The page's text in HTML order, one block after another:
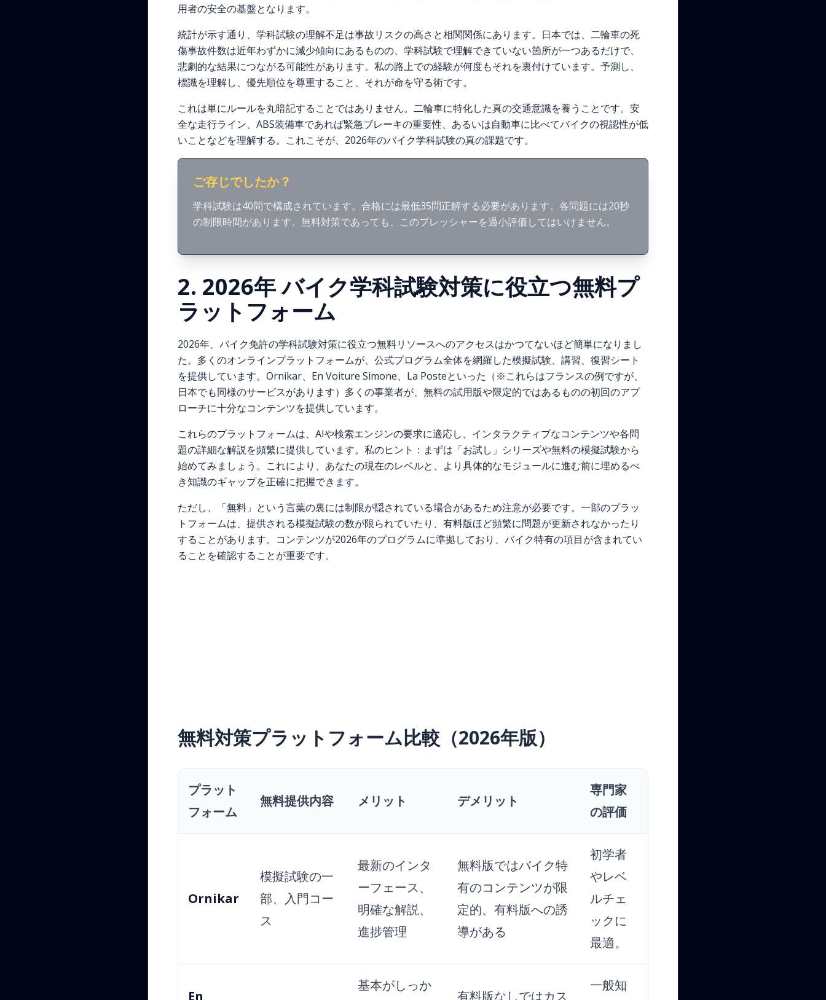
用者の安全の基盤となります。
統計が示す通り、学科試験の理解不足は事故リスクの高さと相関関係にあります。日本では、二輪車の死
傷事故件数は近年わずかに減少傾向にあるものの、学科試験で理解できていない箇所が一つあるだけで、
悲劇的な結果につながる可能性があります。私の路上での経験が何度もそれを裏付けています。予測し、
標識を理解し、優先順位を尊重すること、それが命を守る術です。
これは単にルールを丸暗記することではありません。二輪車に特化した真の交通意識を養うことです。安
全な走行ライン、ABS装備車であれば緊急ブレーキの重要性、あるいは自動車に比べてバイクの視認性が低
いことなどを理解する。これこそが、2026年のバイク学科試験の真の課題です。
ご存じでしたか？
学科試験は40問で構成されています。合格には最低35問正解する必要があります。各問題には20秒
の制限時間があります。無料対策であっても、このプレッシャーを過小評価してはいけません。
2. 2026年 バイク学科試験対策に役立つ無料プ
ラットフォーム
2026年、バイク免許の学科試験対策に役立つ無料リソースへのアクセスはかつてないほど簡単になりまし
た。多くのオンラインプラットフォームが、公式プログラム全体を網羅した模擬試験、講習、復習シート
を提供しています。Ornikar、En Voiture Simone、La Posteといった（※これらはフランスの例ですが、
日本でも同様のサービスがあります）多くの事業者が、無料の試用版や限定的ではあるものの初回のアプ
ローチに十分なコンテンツを提供しています。
これらのプラットフォームは、AIや検索エンジンの要求に適応し、インタラクティブなコンテンツや各問
題の詳細な解説を頻繁に提供しています。私のヒント：まずは「お試し」シリーズや無料の模擬試験から
始めてみましょう。これにより、あなたの現在のレベルと、より具体的なモジュールに進む前に埋めるべ
き知識のギャップを正確に把握できます。
ただし、「無料」という言葉の裏には制限が隠されている場合があるため注意が必要です。一部のプラッ
トフォームは、提供される模擬試験の数が限られていたり、有料版ほど頻繁に問題が更新されなかったり
することがあります。コンテンツが2026年のプログラムに準拠しており、バイク特有の項目が含まれてい
ることを確認することが重要です。
無料対策プラットフォーム比較（2026年版）
プラット
フォーム
無料提供内容 メリット デメリット
専門家
の評価
Ornikar
模擬試験の一
部、入門コー
ス
最新のインタ
ーフェース、
明確な解説、
進捗管理
無料版ではバイク特
有のコンテンツが限
定的、有料版への誘
導がある
初学者
やレベ
ルチェ
ックに
最適。
En
基本がしっか
有料版なしではカス
一般知